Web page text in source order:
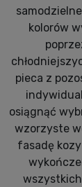
kolorów
pieca z
osiągnąć
wzorzyste
fasadę